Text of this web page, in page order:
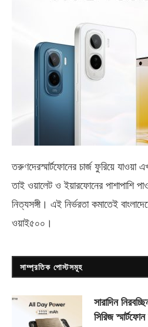
তরুণদেরস্মার্টফোনের চার্জ ফুরিয়ে যাওয়া
তাই ওয়ালেট ও ইয়ারফোনের পাশাপাশি
নিত্যসঙ্গী। এই নির্ভরতা কমাতেই
ওয়াই৫০০ ।
সাম্প্রতিক পোস্টসমূহ
সারাদিন
সিরিজ